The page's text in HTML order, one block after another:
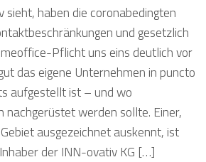
sieht, haben die coronabedingten
und gesetzlich
Pflicht uns eins deutlich vor
das eigene Unternehmen in puncto
aufgestellt ist – und wo
nachgerüstet werden sollte. Einer,
ausgezeichnet auskennt, ist
der INN-ovativ KG […]